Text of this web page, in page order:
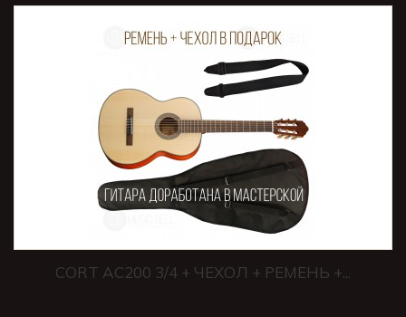
CORT AC200 3/4 + ЧЕХОЛ + РЕМЕНЬ +...